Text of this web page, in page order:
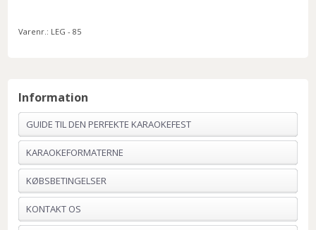
Varenr.: LEG - 85
Information
GUIDE TIL DEN PERFEKTE KARAOKEFEST
KARAOKEFORMATERNE
KØBSBETINGELSER
KONTAKT OS